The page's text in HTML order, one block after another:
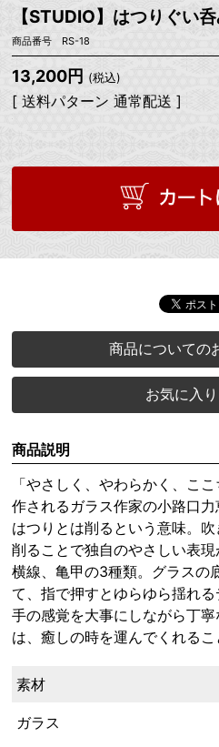
【STUDIO】はつりぐい
商品番号 RS-18
13,200円 (税込)
[ 送料パターン 通常配送 ]
商品についての
お気に入
商品説明
「やさしく、やわらかく、こ
作されるガラス作家の小路口力
はつりとは削るという意味。
削ることで独自のやさしい表現
横線、亀甲の3種類。グラスの
て、指で押すとゆらゆら揺れる
手の感覚を大事にしながら丁
は、癒しの時を運んでくれるこ
素材
ガラス